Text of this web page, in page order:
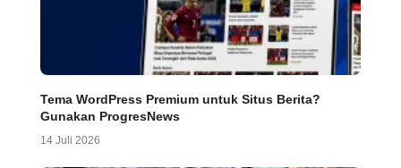
Tema WordPress Premium untuk Situs Berita?
Gunakan ProgresNews
14 Juli 2026